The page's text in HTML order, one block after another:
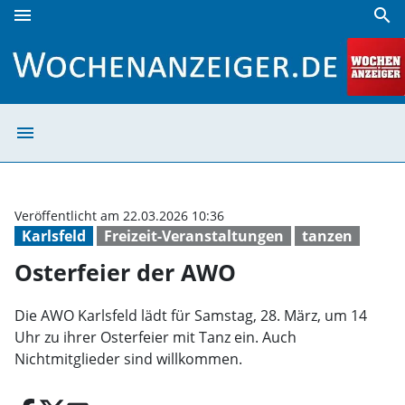
menu search
menu
Karlsfeld Freizeit-Veranstaltungen tanzen
Veröffentlicht am 22.03.2026 10:36
Osterfeier der AWO
Die AWO Karlsfeld lädt für Samstag, 28. März, um 14
Uhr zu ihrer Osterfeier mit Tanz ein. Auch
Nichtmitglieder sind willkommen.